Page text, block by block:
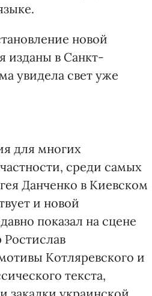
новой
изданы в Санкт-
увидела свет уже
для многих
среди самых
Данченко в Киевском
и новой
показал на сцене
Котляревского и
текста,